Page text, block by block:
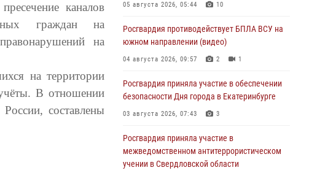
каналов
граждан на
на
на территории
В отношении
составлены
05 августа 2026, 05:44 10
Росгвардия противодействует БПЛА ВСУ на
южном направлении (видео)
04 августа 2026, 09:57 2 1
Росгвардия приняла участие в обеспечении
безопасности Дня города в Екатеринбурге
03 августа 2026, 07:43 3
Росгвардия приняла участие в
межведомственном антитеррористическом
учении в Свердловской области